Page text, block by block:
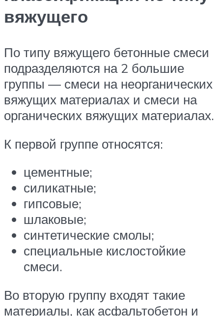
вяжущего
По типу вяжущего бетонные смеси
подразделяются на 2 большие
группы — смеси на неорганических
вяжущих материалах и смеси на
органических вяжущих материалах.
К первой группе относятся:
цементные;
силикатные;
гипсовые;
шлаковые;
синтетические смолы;
специальные кислостойкие
смеси.
Во вторую группу входят такие
материалы, как асфальтобетон и